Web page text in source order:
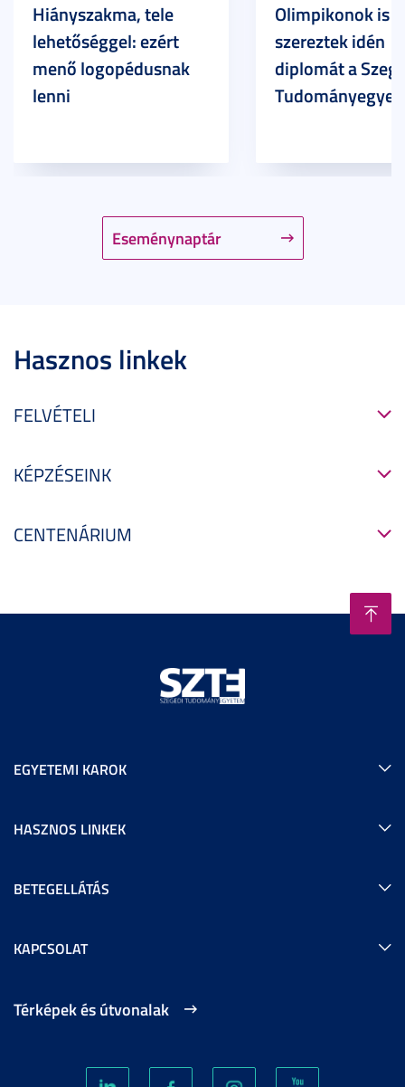
Eseménynaptár
Hiányszakma, tele
lehetőséggel: ezért
menő logopédusnak
lenni
Olimpikonok is
szereztek idén
diplomát a
Hasznos linkek
FELVÉTELI
KÉPZÉSEINK
CENTENÁRIUM
EGYETEMI KAROK
HASZNOS LINKEK
BETEGELLÁTÁS
KAPCSOLAT
Térképek és útvonalak